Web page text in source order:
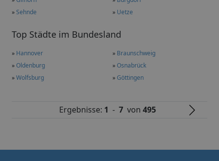
»Sehnde » Uetze
Top Städte im Bundesland
» Hannover » Braunschweig
»Oldenburg »Osnabrück
»Wolfsburg »Göttingen
Ergebnisse: 1 - 7von 495